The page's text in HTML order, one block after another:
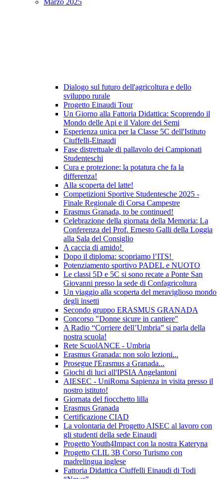
Marzo 2025
Dialogo sul futuro dell'agricoltura e dello
sviluppo rurale
Progetto Einaudi Tour
Un Giorno alla Fattoria Didattica: Scoprendo il
Mondo delle Api e il Valore dei Semi
Esperienza unica per la Classe 5C dell'Istituto
Ciuffelli-Einaudi
Fase distrettuale di pallavolo dei Campionati
Studenteschi
Cura e protezione: la potatura che fa la
differenza!
Alla scoperta del latte!
Competizioni Sportive Studentesche 2025 -
Finale Regionale di Corsa Campestre
Erasmus Granada, to be continued!
Celebrazione della giornata della Memoria: La
Conferenza del Prof. Ernesto Galli della Loggia
alla Sala del Consiglio
A caccia di amido!
Dopo il diploma: scopriamo l’ITS!
Potenziamento sportivo PADEL e NUOTO
Le classi 5D e 5C si sono recate a Ponte San
Giovanni presso la sede di Confagricoltura
Un viaggio alla scoperta del meraviglioso mondo
degli insetti
Secondo gruppo ERASMUS GRANADA
Concorso "Donne sicure in cantiere"
A Radio “Corriere dell’Umbria” si parla della
nostra scuola!
Rete ScuolANCE - Umbria
Erasmus Granada: non solo lezioni...
Prosegue l'Erasmus a Granada...
Giochi di luci all'IPSIA Angelantoni
AIESEC - UniRoma Sapienza in visita presso il
nostro istituto!
Giornata del fiocchetto lilla
Erasmus Granada
Certificazione CIAD
La volontaria del Progetto AISEC al lavoro con
gli studenti della sede Einaudi
Progetto Youth4Impact con la nostra Kateryna
Progetto CLIL 3B Corso Turismo con
madrelingua inglese
Fattoria Didattica Ciuffelli Einaudi di Todi